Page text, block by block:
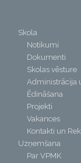
Skola
Notikumi
Dokumenti
Skolas vēsture
Administrācija
Ēdināšana
Projekti
Vakances
Kontakti un
Uzņemšana
Par VPMK